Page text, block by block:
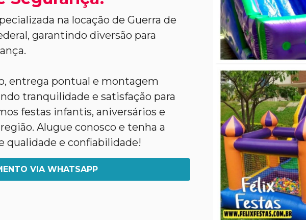
na locação de Guerra de
garantindo diversão para
entrega pontual e montagem
tranquilidade e satisfação para
festas infantis, aniversários e
Alugue conosco e tenha a
qualidade e confiabilidade!
VIA WHATSAPP